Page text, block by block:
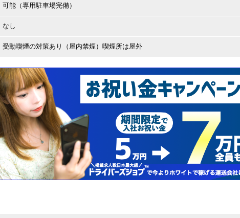
可能（専用駐車場完備）
なし
受動喫煙の対策あり（屋内禁煙）喫煙所は屋外